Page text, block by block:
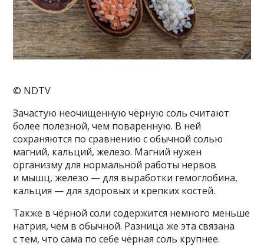
© NDTV
Зачастую неочищенную чёрную соль считают
более полезной, чем поваренную. В ней
сохраняются по сравнению с обычной солью
магний, кальций, железо. Магний нужен
организму для нормальной работы нервов
и мышц, железо — для выработки гемоглобина,
кальция — для здоровых и крепких костей.
Также в чёрной соли содержится немного меньше
натрия, чем в обычной. Разница же эта связана
с тем, что сама по себе чёрная соль крупнее.